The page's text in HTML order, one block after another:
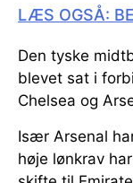
LÆS OGSÅ:
Den tyske
blevet sat i
Chelsea og
Især Arsenal
høje lønkrav